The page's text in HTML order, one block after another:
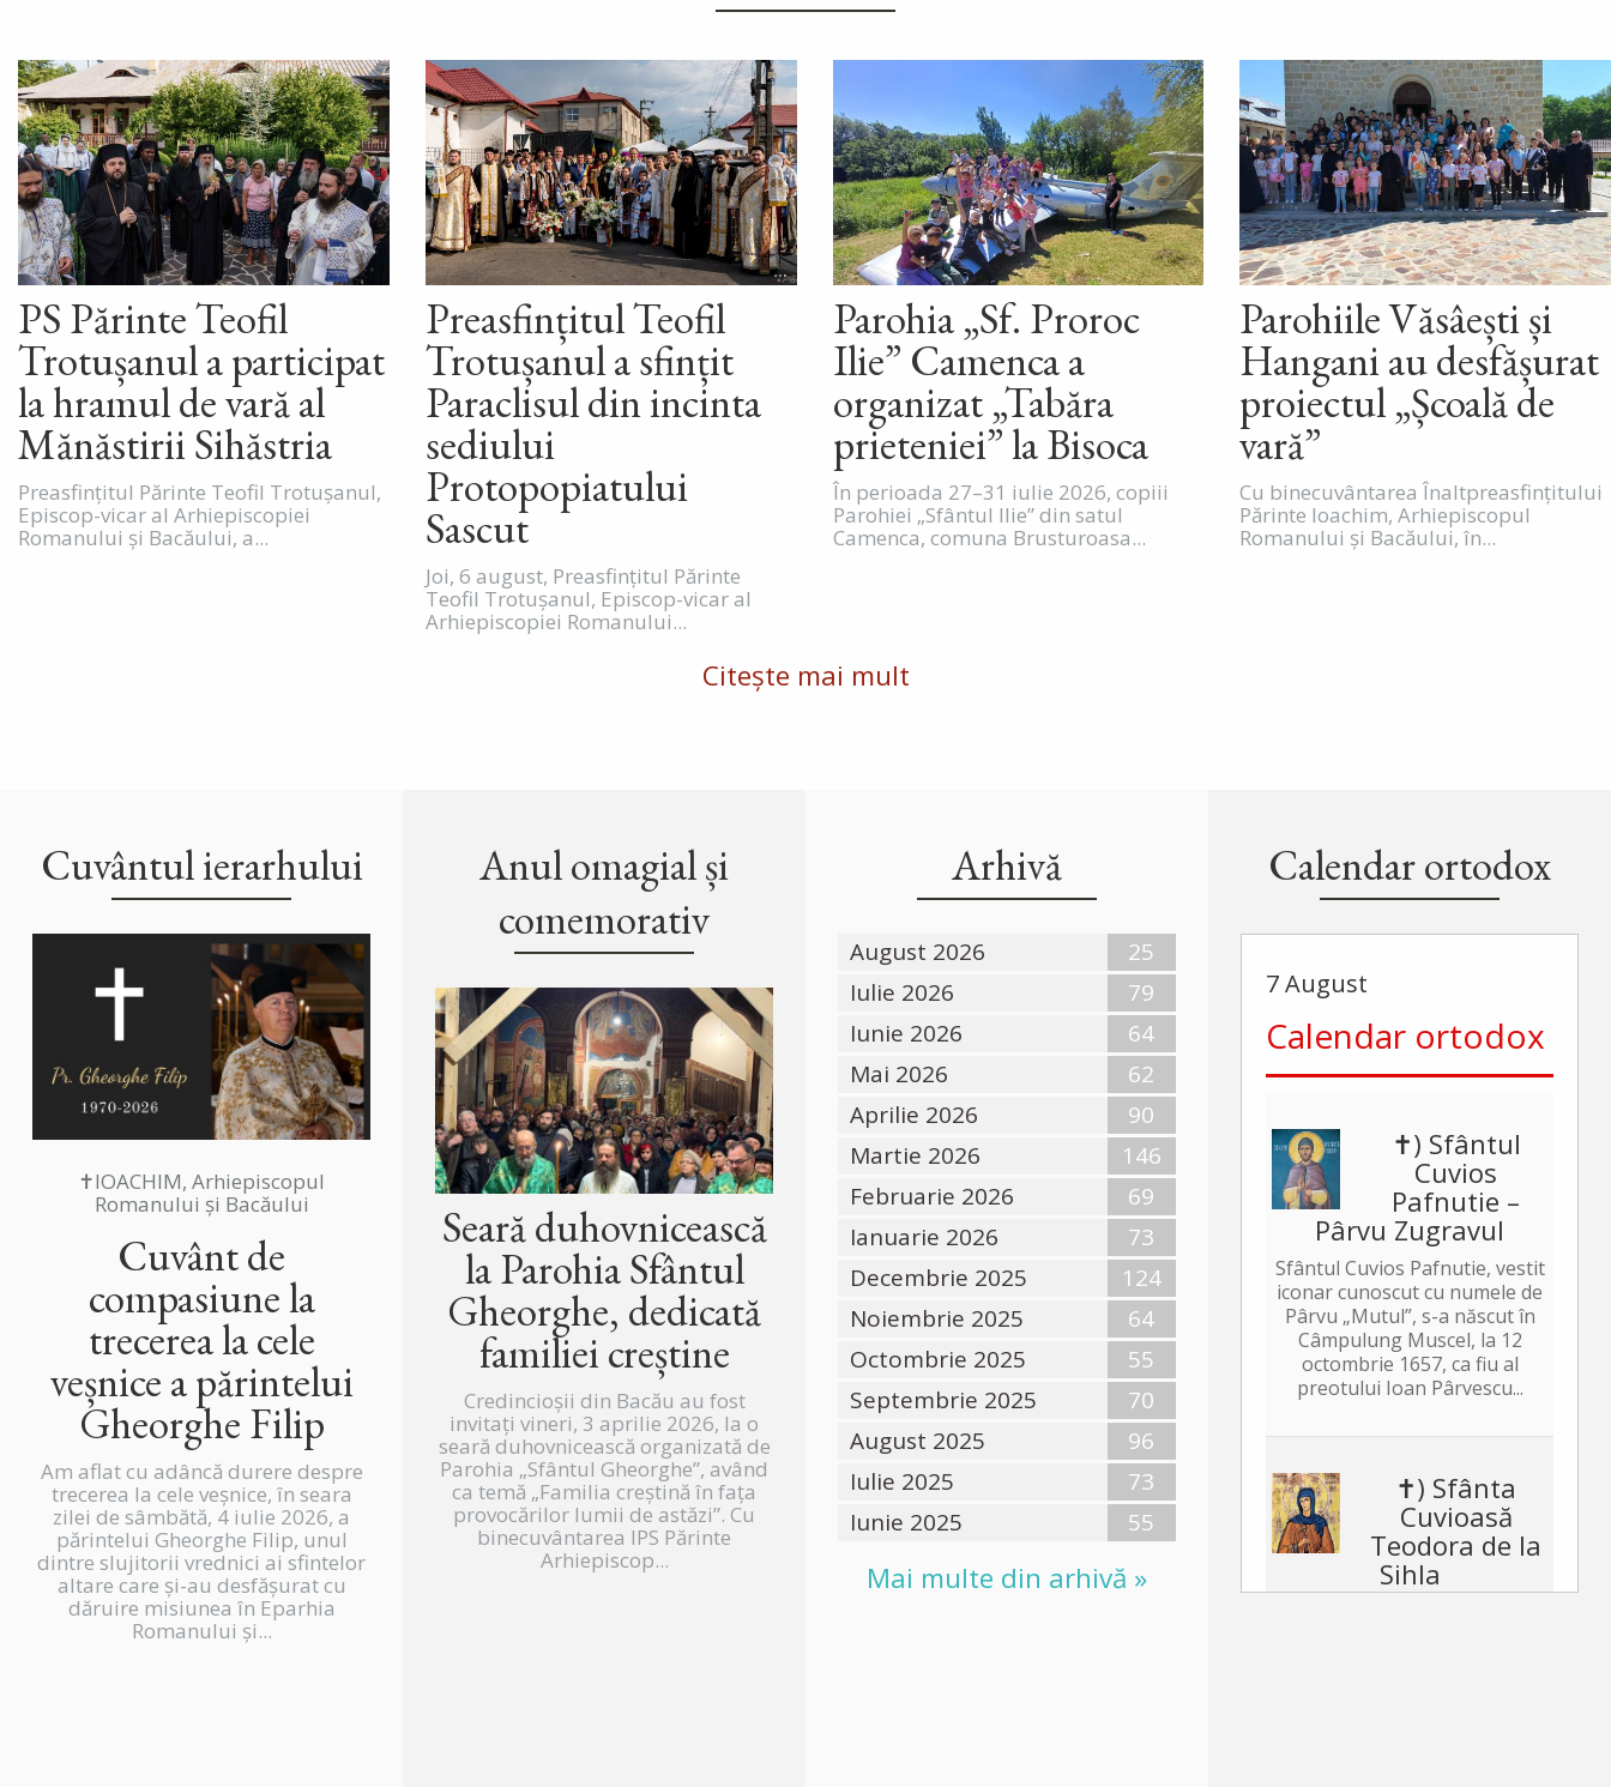
PS Părinte Teofil
Trotușanul a participat
la hramul de vară al
Mănăstirii Sihăstria
Preasfințitul Părinte Teofil Trotușanul,
Episcop-vicar al Arhiepiscopiei
Romanului și Bacăului, a...
Preasfințitul Teofil
Trotușanul a sfințit
Paraclisul din incinta
sediului
Protopopiatului
Sascut
Joi, 6 august, Preasfințitul Părinte
Teofil Trotușanul, Episcop-vicar al
Arhiepiscopiei Romanului...
Parohia „Sf. Proroc
Ilie” Camenca a
organizat „Tabăra
prieteniei” la Bisoca
În perioada 27–31 iulie 2026, copiii
Parohiei „Sfântul Ilie” din satul
Camenca, comuna Brusturoasa...
Parohiile Văsâești și
Hangani au desfășurat
proiectul „Școală de
vară”
Cu binecuvântarea Înaltpreasfințitului
Părinte Ioachim, Arhiepiscopul
Romanului și Bacăului, în...
Citește mai mult
Cuvântul ierarhului
✝IOACHIM, Arhiepiscopul
Romanului și Bacăului
Cuvânt de
compasiune la
trecerea la cele
veșnice a părintelui
Gheorghe Filip
Am aflat cu adâncă durere despre
trecerea la cele veșnice, în seara
zilei de sâmbătă, 4 iulie 2026, a
părintelui Gheorghe Filip, unul
dintre slujitorii vrednici ai sfintelor
altare care și-au desfășurat cu
dăruire misiunea în Eparhia
Romanului și...
Anul omagial și
comemorativ
Seară duhovnicească
la Parohia Sfântul
Gheorghe, dedicată
familiei creștine
Credincioșii din Bacău au fost
invitați vineri, 3 aprilie 2026, la o
seară duhovnicească organizată de
Parohia „Sfântul Gheorghe”, având
ca temă „Familia creștină în fața
provocărilor lumii de astăzi”. Cu
binecuvântarea IPS Părinte
Arhiepiscop...
Arhivă
August 2026
25
Iulie 2026
79
Iunie 2026
64
Mai 2026
62
Aprilie 2026
90
Martie 2026
146
Februarie 2026
69
Ianuarie 2026
73
Decembrie 2025
124
Noiembrie 2025
64
Octombrie 2025
55
Septembrie 2025
70
August 2025
96
Iulie 2025
73
Iunie 2025
55
Mai multe din arhivă »
Calendar ortodox
7 August
Calendar ortodox
✝) Sfântul
Cuvios
Pafnutie –
Pârvu Zugravul
Sfântul Cuvios Pafnutie, vestit
iconar cunoscut cu numele de
Pârvu „Mutul”, s-a născut în
Câmpulung Muscel, la 12
octombrie 1657, ca fiu al
preotului Ioan Pârvescu...
✝) Sfânta
Cuvioasă
Teodora de la
Sihla